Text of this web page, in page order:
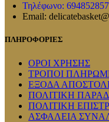
Τηλέφωνο:
Email:
ΠΛΗΡΟΦΟΡΙΕΣ
ΟΡΟΙ ΧΡΗΣΗΣ
ΤΡΟΠΟΙ
ΕΞΟΔΑ
ΠΟΛΙΤΙΚΗ
ΠΟΛΙΤΙΚΗ
ΑΣΦΑΛΕΙΑ